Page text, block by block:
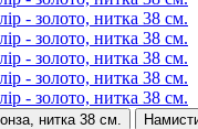
нитка 38 см.